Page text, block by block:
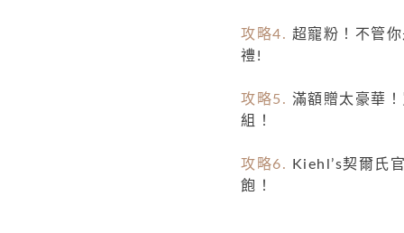
攻略4. 超寵粉！不管
禮!
攻略5. 滿額贈太豪華
組！
攻略6.
Kiehl’s契爾氏
飽！